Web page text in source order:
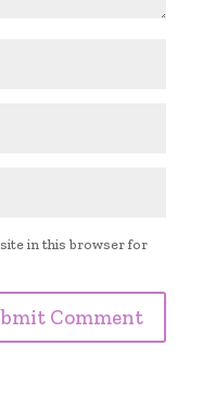
in this browser for